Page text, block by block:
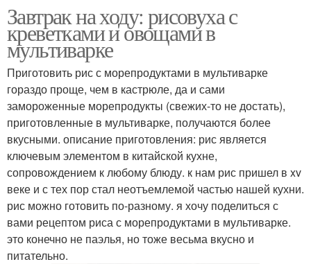
Завтрак на ходу: рисовуха с
креветками и овощами в
мультиварке
Приготовить рис с морепродуктами в мультиварке
гораздо проще, чем в кастрюле, да и сами
замороженные морепродукты (свежих-то не достать),
приготовленные в мультиварке, получаются более
вкусными. описание приготовления: рис является
ключевым элементом в китайской кухне,
сопровождением к любому блюду. к нам рис пришел в xv
веке и с тех пор стал неотъемлемой частью нашей кухни.
рис можно готовить по-разному. я хочу поделиться с
вами рецептом риса с морепродуктами в мультиварке.
это конечно не паэлья, но тоже весьма вкусно и
питательно.